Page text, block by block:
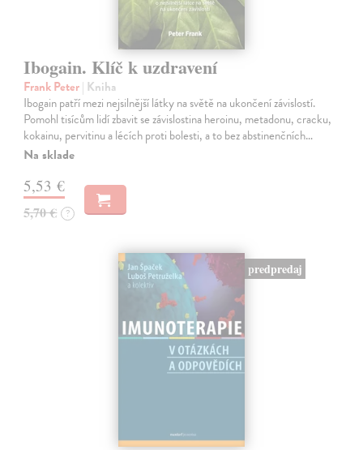
Ibogain. Klíč k uzdravení
Frank Peter| Kniha
Ibogain patří mezi nejsilnější látky na světě na ukončení závislostí.
Pomohl tisícům lidí zbavit se závislostina heroinu, metadonu, cracku,
kokainu, pervitinu a lécích proti bolesti, a to bez abstinenčních…
Na sklade
5,53 €
5,70 € ?
predpredaj